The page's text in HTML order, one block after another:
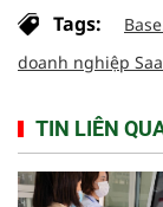
Tags:
doanh nghiệp
TIN LIÊN